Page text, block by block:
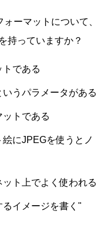
ーマットについて、
持っていますか？
である
うパラメータがある
トである
にJPEGを使うとノ
ト上でよく使われる
イメージを書く